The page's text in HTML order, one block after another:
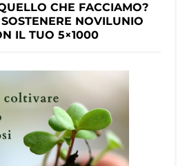
CHE FACCIAMO?
NOVILUNIO
IL TUO 5×1000